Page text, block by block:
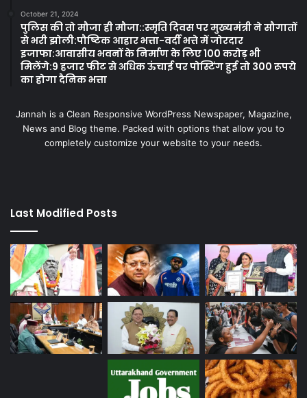
October 21, 2024
पुलिस की तो मौजा ही मौजा::स्मृति दिवस पर मुख्यमंत्री ने सौगातों
से भरी झोली:पौष्टिक आहार भत्ता-वर्दी भत्ते में जोरदार
इजाफा:आवासीय भवनों के निर्माण के लिए 100 करोड़ भी
मिलेंगे:9 हजार फीट से अधिक ऊंचाई पर पोस्टिंग हुई तो 300 रूपये
का होगा दैनिक भत्ता
Jannah is a Clean Responsive WordPress Newspaper, Magazine,
News and Blog theme. Packed with options that allow you to
completely customize your website to your needs.
Last Modified Posts